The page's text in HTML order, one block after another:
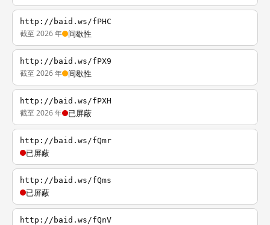
http://baid.ws/fPHC
截至 2026 年 间歇性
http://baid.ws/fPX9
截至 2026 年 间歇性
http://baid.ws/fPXH
截至 2026 年 已屏蔽
http://baid.ws/fQmr
已屏蔽
http://baid.ws/fQms
已屏蔽
http://baid.ws/fQnV